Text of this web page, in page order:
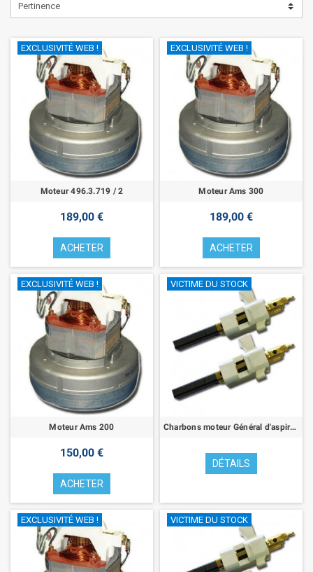
Pertinence
EXCLUSIVITÉ WEB !
Moteur 496.3.719 / 2
189,00 €
ACHETER
EXCLUSIVITÉ WEB !
Moteur Ams 300
189,00 €
ACHETER
EXCLUSIVITÉ WEB !
Moteur Ams 200
150,00 €
ACHETER
VICTIME DU STOCK
Charbons moteur Général d'aspiration
DÉTAILS
EXCLUSIVITÉ WEB ! VICTIME DU STOCK